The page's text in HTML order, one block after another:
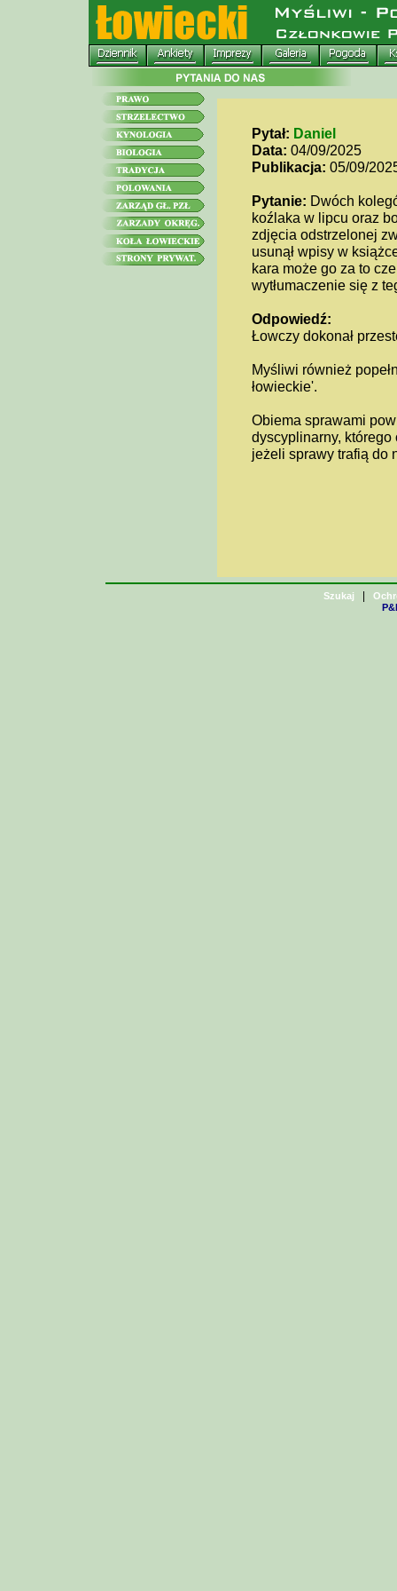
Pytał: Daniel
Data: 04/09/2025
Publikacja: 05/09/
Pytanie: Dwóch
koźlaka w lipcu oraz
zdjęcia odstrzelonej
usunął wpisy w
kara może go za to
wytłumaczenie się z
Odpowiedź:
Łowczy dokonał
Myśliwi również
łowieckie'.
Obiema sprawami
dyscyplinarny,
jeżeli sprawy trafią do
Szukaj